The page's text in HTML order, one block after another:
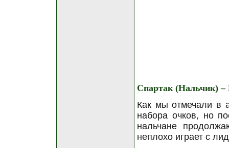
Спартак (Нальчик) –
Как мы отмечали в
набора очков, но
нальчане
неплохо играет с